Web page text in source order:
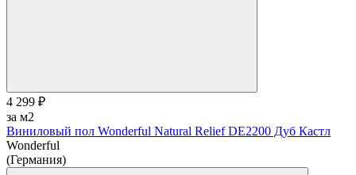
4 299 ₽
за м2
Виниловый пол Wonderful Natural Relief DE2200 Дуб Кастл
Wonderful
(Германия)